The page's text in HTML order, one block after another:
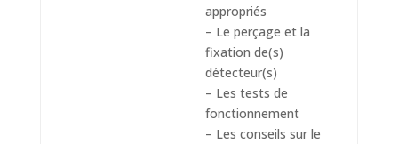
appropriés
– Le perçage et la
fixation de(s)
détecteur(s)
– Les tests de
fonctionnement
– Les conseils sur le